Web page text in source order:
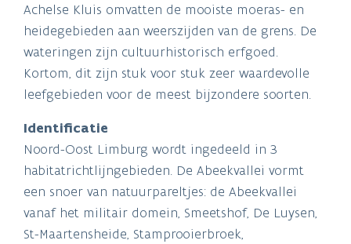
Achelse Kluis omvatten de mooiste moeras- en
heidegebieden aan weerszijden van de grens. De
wateringen zijn cultuurhistorisch erfgoed.
Kortom, dit zijn stuk voor stuk zeer waardevolle
leefgebieden voor de meest bijzondere soorten.
Identificatie
Noord-Oost Limburg wordt ingedeeld in 3
habitatrichtlijngebieden. De Abeekvallei vormt
een snoer van natuurpareltjes: de Abeekvallei
vanaf het militair domein, Smeetshof, De Luysen,
St-Maartensheide, Stamprooierbroek,